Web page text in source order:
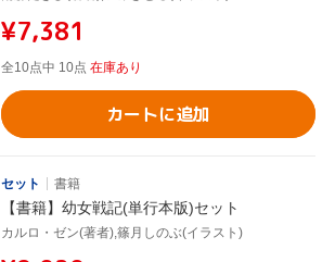
¥7,381
全10点中 10点 在庫あり
カートに追加
セット 書籍
【書籍】幼女戦記(単行本版)セット
カルロ・ゼン(著者),篠月しのぶ(イラスト)